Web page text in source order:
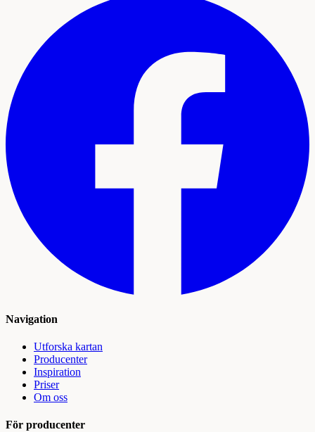
Navigation
Utforska kartan
Producenter
Inspiration
Priser
Om oss
För producenter